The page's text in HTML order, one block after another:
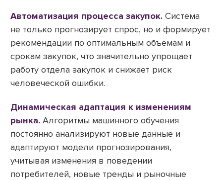
Автоматизация процесса закупок. Система
не только прогнозирует спрос, но и формирует
рекомендации по оптимальным объемам и
срокам закупок, что значительно упрощает
работу отдела закупок и снижает риск
человеческой ошибки.
Динамическая адаптация к изменениям
рынка. Алгоритмы машинного обучения
постоянно анализируют новые данные и
адаптируют модели прогнозирования,
учитывая изменения в поведении
потребителей, новые тренды и рыночные